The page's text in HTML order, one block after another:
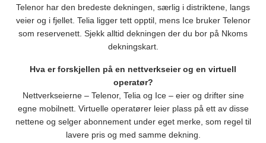
Telenor har den bredeste dekningen, særlig i distriktene, langs
veier og i fjellet. Telia ligger tett opptil, mens Ice bruker Telenor
som reservenett. Sjekk alltid dekningen der du bor på Nkoms
dekningskart.
Hva er forskjellen på en nettverkseier og en virtuell
operatør?
Nettverkseierne – Telenor, Telia og Ice – eier og drifter sine
egne mobilnett. Virtuelle operatører leier plass på ett av disse
nettene og selger abonnement under eget merke, som regel til
lavere pris og med samme dekning.